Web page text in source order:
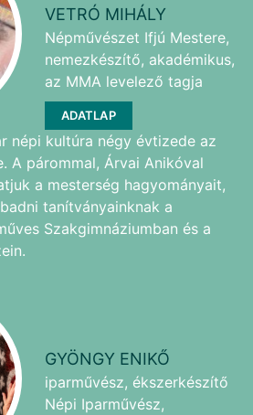
VETRÓ MIHÁLY
Népművészet Ifjú Mestere,
nemezkészítő, akadémikus,
az MMA levelező tagja
ADATLAP
népi kultúra négy évtizede az
A párommal, Árvai Anikóval
a mesterség hagyományait,
tanítványainknak a
Szakgimnáziumban és a
GYÖNGY ENIKŐ
iparművész, ékszerkészítő
Népi Iparművész,